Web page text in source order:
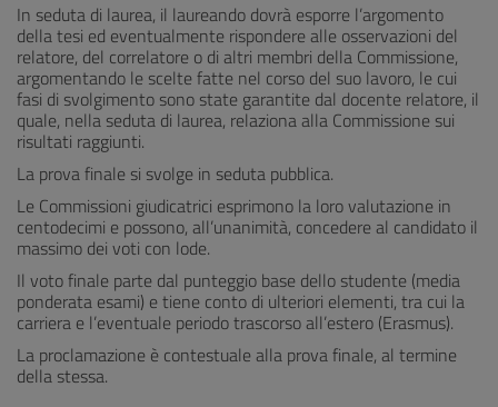
In seduta di laurea, il laureando dovrà esporre l’argomento
della tesi ed eventualmente rispondere alle osservazioni del
relatore, del correlatore o di altri membri della Commissione,
argomentando le scelte fatte nel corso del suo lavoro, le cui
fasi di svolgimento sono state garantite dal docente relatore, il
quale, nella seduta di laurea, relaziona alla Commissione sui
risultati raggiunti.
La prova finale si svolge in seduta pubblica.
Le Commissioni giudicatrici esprimono la loro valutazione in
centodecimi e possono, all’unanimità, concedere al candidato il
massimo dei voti con lode.
Il voto finale parte dal punteggio base dello studente (media
ponderata esami) e tiene conto di ulteriori elementi, tra cui la
carriera e l’eventuale periodo trascorso all’estero (Erasmus).
La proclamazione è contestuale alla prova finale, al termine
della stessa.